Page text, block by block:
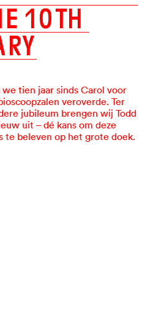
E 10TH
RY
tien jaar sinds Carol voor
veroverde. Ter
jubileum brengen wij Todd
uit – dé kans om deze
te beleven op het grote doek.